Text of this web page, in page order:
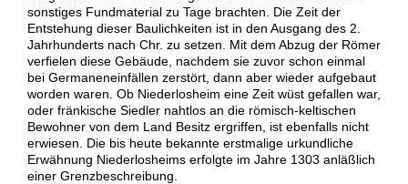
sonstiges Fundmaterial zu Tage brachten. Die Zeit der
Entstehung dieser Baulichkeiten ist in den Ausgang des 2.
Jahrhunderts nach Chr. zu setzen. Mit dem Abzug der Römer
verfielen diese Gebäude, nachdem sie zuvor schon einmal
bei Germaneneinfällen zerstört, dann aber wieder aufgebaut
worden waren. Ob Niederlosheim eine Zeit wüst gefallen war,
oder fränkische Siedler nahtlos an die römisch-keltischen
Bewohner von dem Land Besitz ergriffen, ist ebenfalls nicht
erwiesen. Die bis heute bekannte erstmalige urkundliche
Erwähnung Niederlosheims erfolgte im Jahre 1303 anläßlich
einer Grenzbeschreibung.